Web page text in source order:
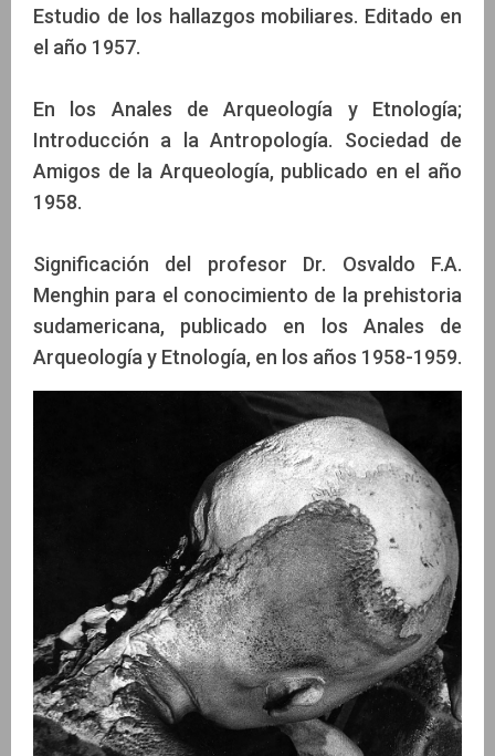
Estudio de los hallazgos mobiliares. Editado en
el año 1957.
En los Anales de Arqueología y Etnología;
Introducción a la Antropología. Sociedad de
Amigos de la Arqueología, publicado en el año
1958.
Significación del profesor Dr. Osvaldo F.A.
Menghin para el conocimiento de la prehistoria
sudamericana, publicado en los Anales de
Arqueología y Etnología, en los años 1958-1959.